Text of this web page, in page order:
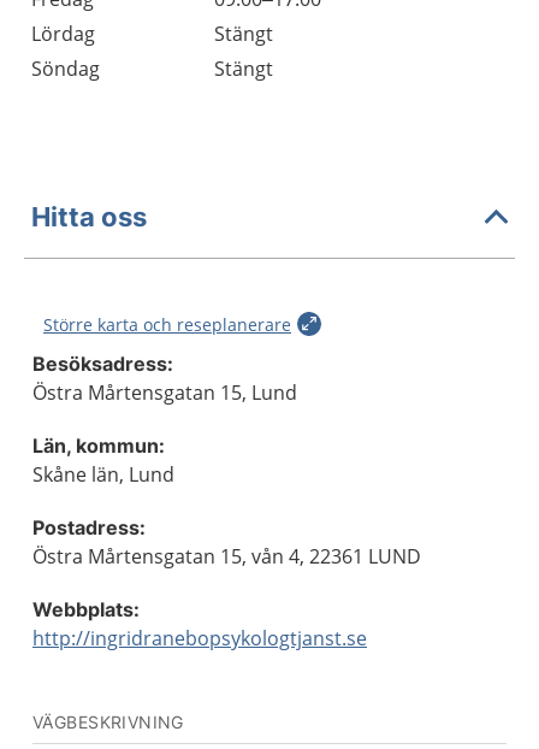
Lördag
Stängt
Söndag
Stängt
Hitta oss
Större karta och reseplanerare
Besöksadress:
Östra Mårtensgatan 15, Lund
Län, kommun:
Skåne län, Lund
Postadress:
Östra Mårtensgatan 15, vån 4, 22361 LUND
Webbplats:
http://ingridranebopsykologtjanst.se
VÄGBESKRIVNING